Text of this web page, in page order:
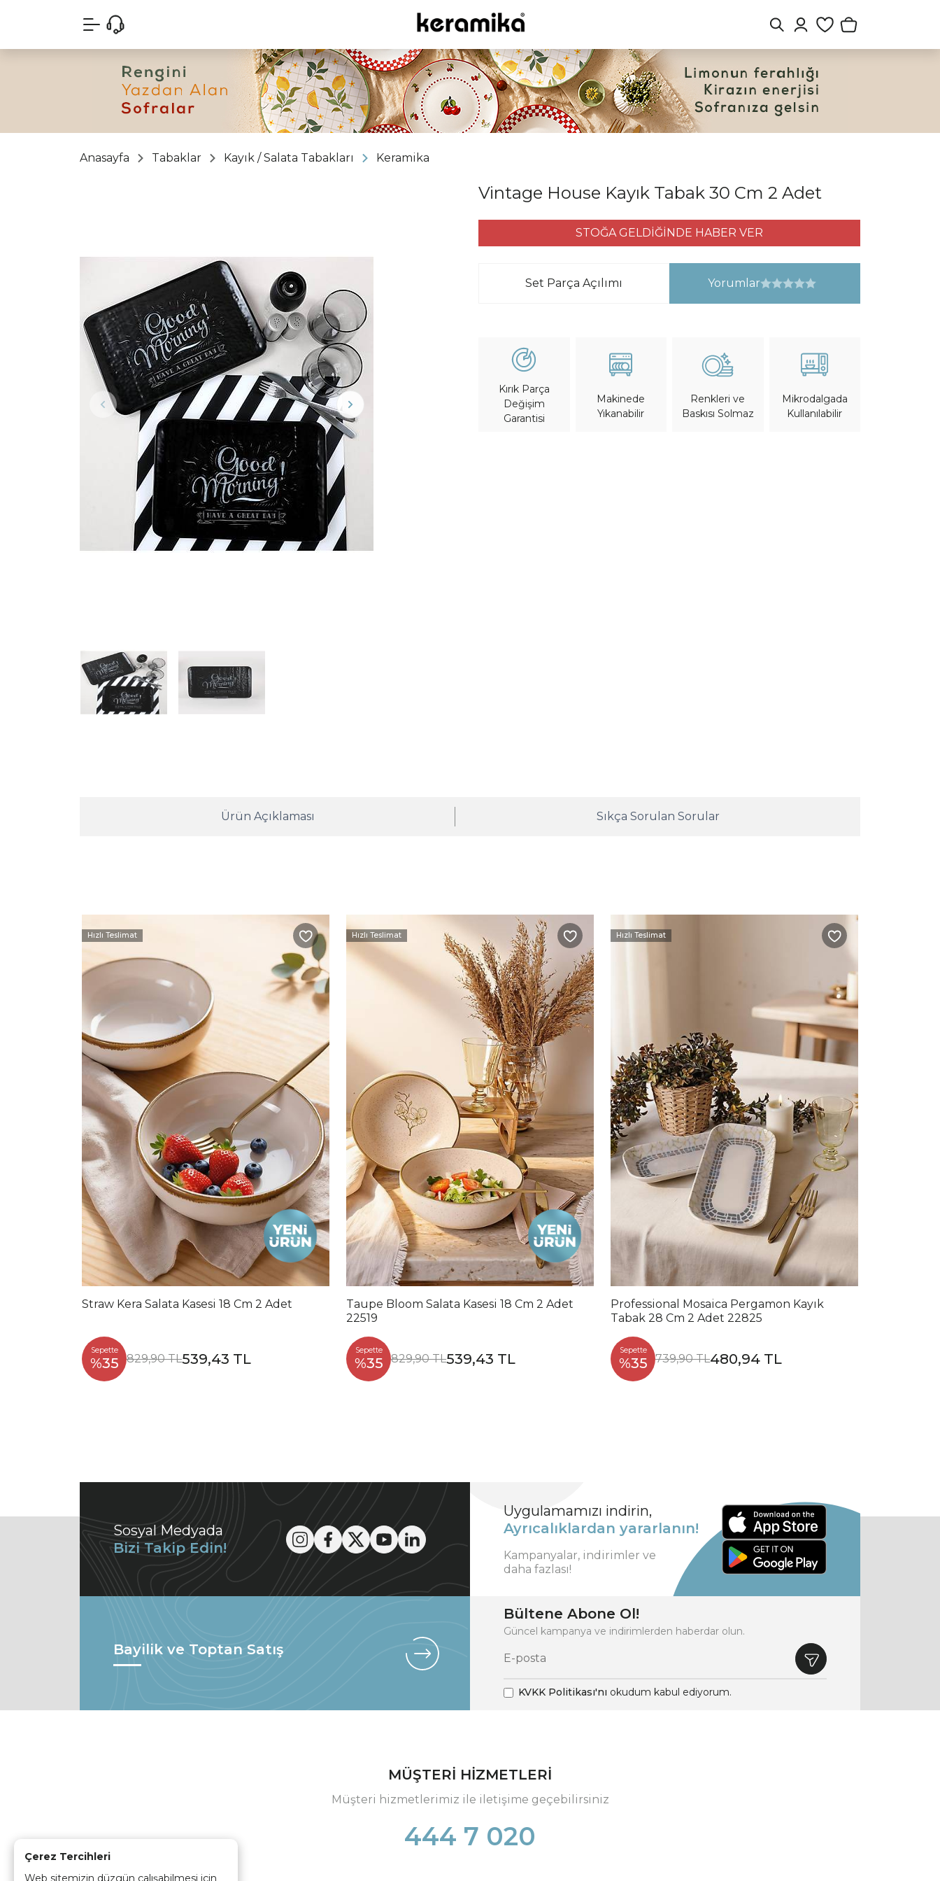
Çerez Tercihleri
Web sitemizin düzgün çalışabilmesi için
Anasayfa Tabaklar Kayık / Salata Tabakları Keramika
Vintage House Kayık Tabak 30 Cm 2 Adet
STOĞA GELDİĞİNDE HABER VER
Set Parça Açılımı Yorumlar
Kırık Parça
Değişim
Garantisi
Makinede
Yıkanabilir
Renkleri ve
Baskısı Solmaz
Mikrodalgada
Kullanılabilir
Ürün Açıklaması Sıkça Sorulan Sorular
Hızlı Teslimat
Straw Kera Salata Kasesi 18 Cm 2 Adet
Sepette
%35 829,90 TL539,43 TL
Hızlı Teslimat
Taupe Bloom Salata Kasesi 18 Cm 2 Adet
22519
Sepette
%35 829,90 TL539,43 TL
Hızlı Teslimat
Professional Mosaica Pergamon Kayık
Tabak 28 Cm 2 Adet 22825
Sepette
%35 739,90 TL480,94 TL
Sosyal Medyada
Bizi Takip Edin!
Uygulamamızı indirin,
Ayrıcalıklardan yararlanın!
Kampanyalar, indirimler ve
daha fazlası!
Bayilik ve Toptan Satış
Bültene Abone Ol!
Güncel kampanya ve indirimlerden haberdar olun.
KVKK Politikası'nı okudum kabul ediyorum.
MÜŞTERİ HİZMETLERİ
Müşteri hizmetlerimiz ile iletişime geçebilirsiniz
444 7 020